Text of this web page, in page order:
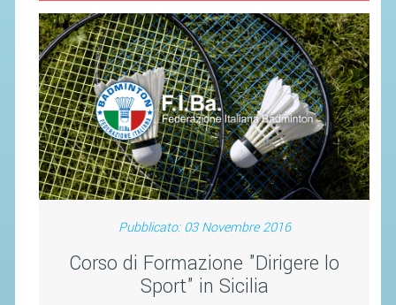
Pubblicato: 03 Novembre 2016
Corso di Formazione "Dirigere lo
Sport" in Sicilia
RICHIESTA PATROCINIO
GIUSTIZIA FEDERALE
REGOLAMENTI
PROVVEDIMENTI
ORGANI DI GIUSTIZIA FEDERALE
MAGLIA AZZURRA
STAFF TECNICO